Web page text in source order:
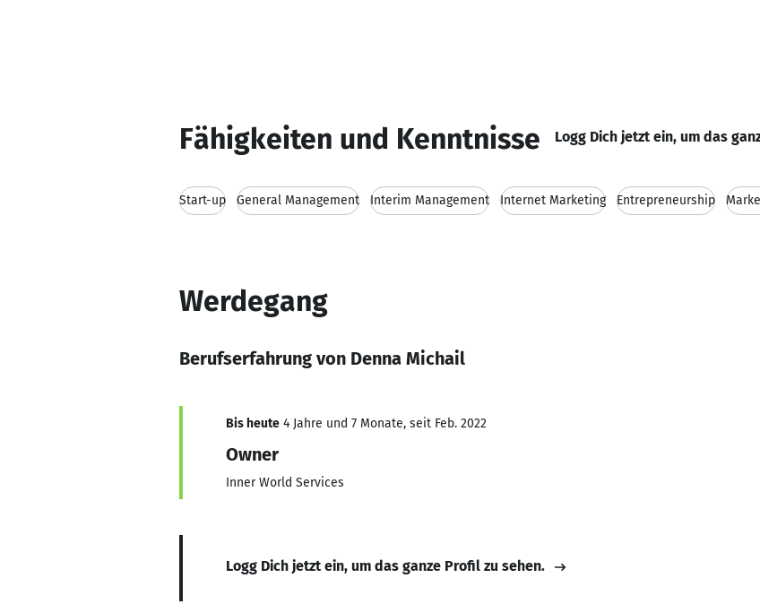
Fähigkeiten und Kenntnisse Logg Dich jetzt ein, um das
Start-up General Management Interim Management Internet Marketing Entrepreneurship
Werdegang
Berufserfahrung von Denna Michail
Bis heute 4 Jahre und 7 Monate, seit Feb. 2022
Owner
Inner World Services
Logg Dich jetzt ein, um das ganze Profil zu sehen.